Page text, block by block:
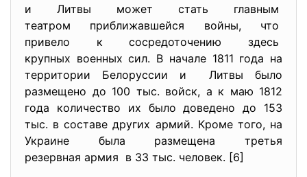
и Литвы может стать главным
театром приближавшейся войны, что
привело к сосредоточению здесь
крупных военных сил. В начале 1811 года на
территории Белоруссии и Литвы было
размещено до 100 тыс. войск, а к маю 1812
года количество их было доведено до 153
тыс. в составе других армий. Кроме того, на
Украине была размещена третья
резервная армия в 33 тыс. человек. [6]